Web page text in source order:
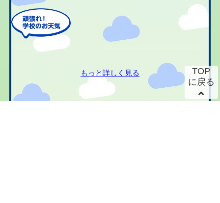
もっと詳しく見る
TOP
に戻る